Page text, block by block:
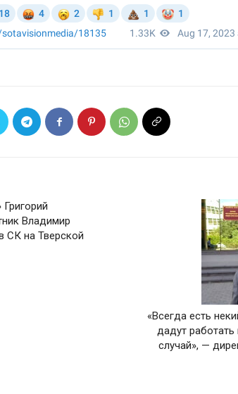
Владимир
СК на Тверской
«Всегда есть
дадут работать
случай», —